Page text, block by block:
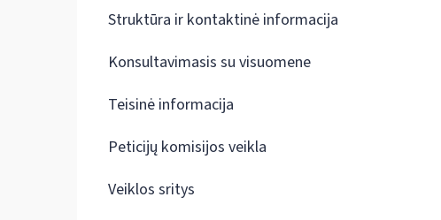
Struktūra ir kontaktinė informacija
Konsultavimasis su visuomene
Teisinė informacija
Peticijų komisijos veikla
Veiklos sritys